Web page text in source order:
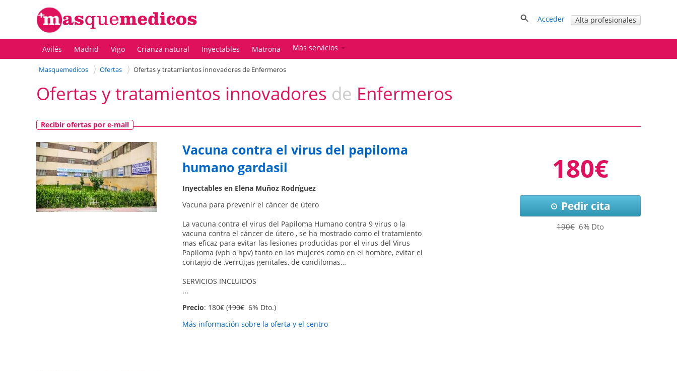
Acceder Alta profesionales
Avilés Madrid Vigo Crianza natural Inyectables Matrona Más servicios
Masquemedicos Ofertas Ofertas y tratamientos innovadores de Enfermeros
Ofertas y tratamientos innovadores de Enfermeros
Recibir ofertas por e-mail
Vacuna contra el virus del papiloma
humano gardasil
Inyectables en Elena Muñoz Rodríguez
Vacuna para prevenir el cáncer de útero
La vacuna contra el virus del Papiloma Humano contra 9 virus o la
vacuna contra el cáncer de útero , se ha mostrado como el tratamiento
mas eficaz para evitar las lesiones producidas por el virus del Virus
Papiloma (vph o hpv) tanto en las mujeres como en el hombre, evitar el
contagio de ,verrugas genitales, de condilomas…
SERVICIOS INCLUIDOS
...
Precio: 180€ (190€ 6% Dto.)
Más información sobre la oferta y el centro
180€
Pedir cita
190€ 6% Dto